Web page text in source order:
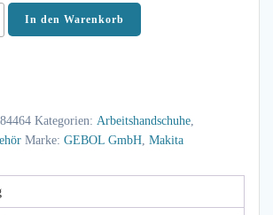
In den Warenkorb
Kategorien: Arbeitshandschuhe
Marke: GEBOL GmbH Makita